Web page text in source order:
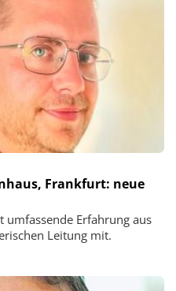
Frankfurt: neue
Erfahrung aus
Leitung mit.